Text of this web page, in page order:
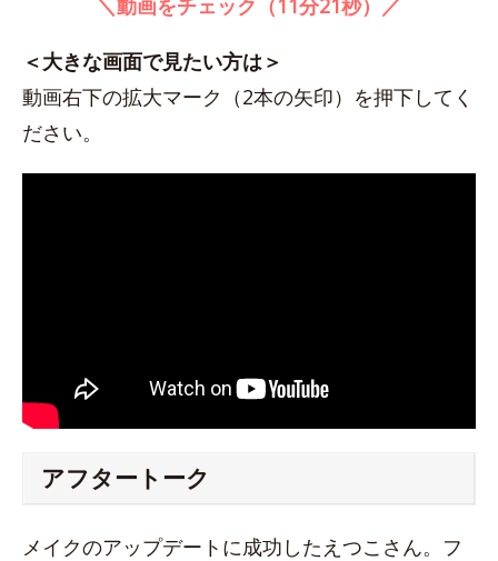
＼動画をチェック（11分21秒）／
＜大きな画面で見たい方は＞
動画右下の拡大マーク（2本の矢印）を押下してく
ださい。
アフタートーク
メイクのアップデートに成功したえつこさん。フ